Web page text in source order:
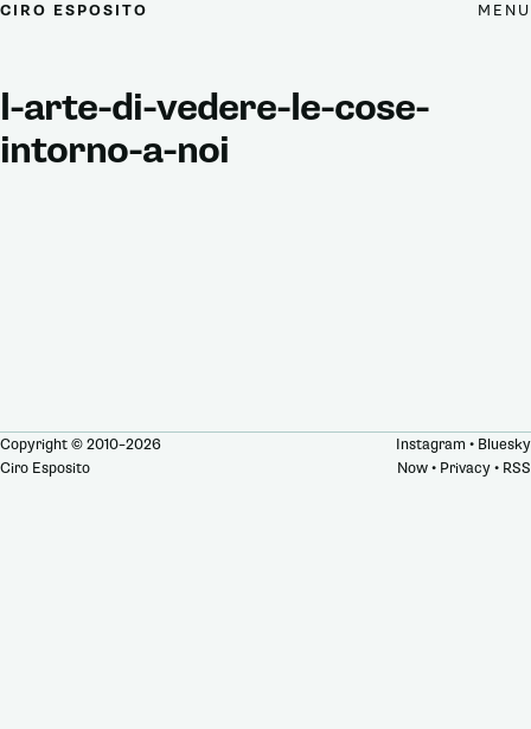
CIRO ESPOSITO MENU
l-arte-di-vedere-le-cose-
intorno-a-noi
Copyright © 2010–2026
Ciro Esposito
Instagram • Bluesky
Now• Privacy• RSS